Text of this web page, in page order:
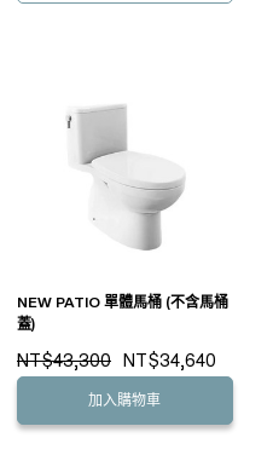
NEW PATIO 單體馬桶 (不含馬桶
蓋)
NT$43,300 NT$34,640
加入購物車